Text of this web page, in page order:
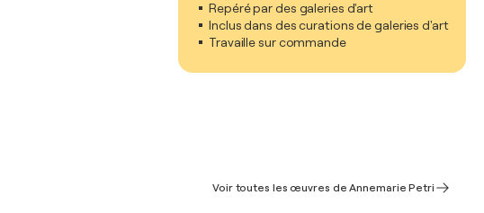
Repéré par des galeries d'art
Inclus dans des curations de galeries d'art
Travaille sur commande
Voir toutes les œuvres de Annemarie Petri